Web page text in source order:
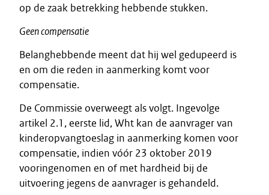
op de zaak betrekking hebbende stukken.
Geen compensatie
Belanghebbende meent dat hij wel gedupeerd is
en om die reden in aanmerking komt voor
compensatie.
De Commissie overweegt als volgt. Ingevolge
artikel 2.1, eerste lid, Wht kan de aanvrager van
kinderopvangtoeslag in aanmerking komen voor
compensatie, indien vóór 23 oktober 2019
vooringenomen en of met hardheid bij de
uitvoering jegens de aanvrager is gehandeld.